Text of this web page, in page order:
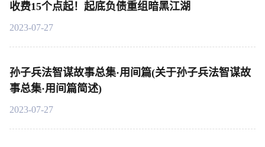
收费15个点起！起底负债重组暗黑江湖
2023-07-27
孙子兵法智谋故事总集·用间篇(关于孙子兵法智谋故
事总集·用间篇简述)
2023-07-27